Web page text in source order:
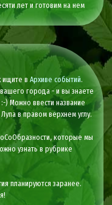
лет и готовим на нем
ищите вАрхиве событий.
города - и вы знаете
) Можно ввести название
в правом верхнем углу.
которые мы
узнать в рубрике
планируются заранее.